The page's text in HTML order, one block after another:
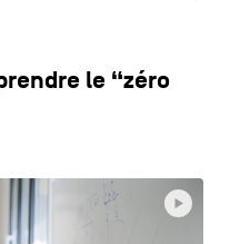
le “zéro